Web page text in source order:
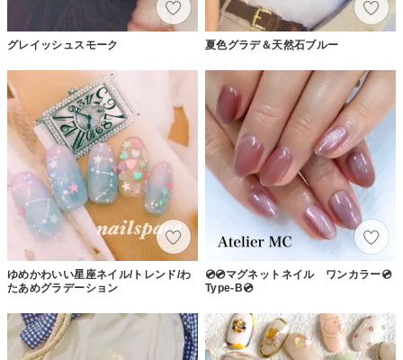
グレイッシュスモーク 夏色グラデ＆天然石ブルー
ゆめかわいい星座ネイル/トレンド/わ
たあめグラデーション
💿💿マグネットネイル ワンカラー💿
Type-B💿